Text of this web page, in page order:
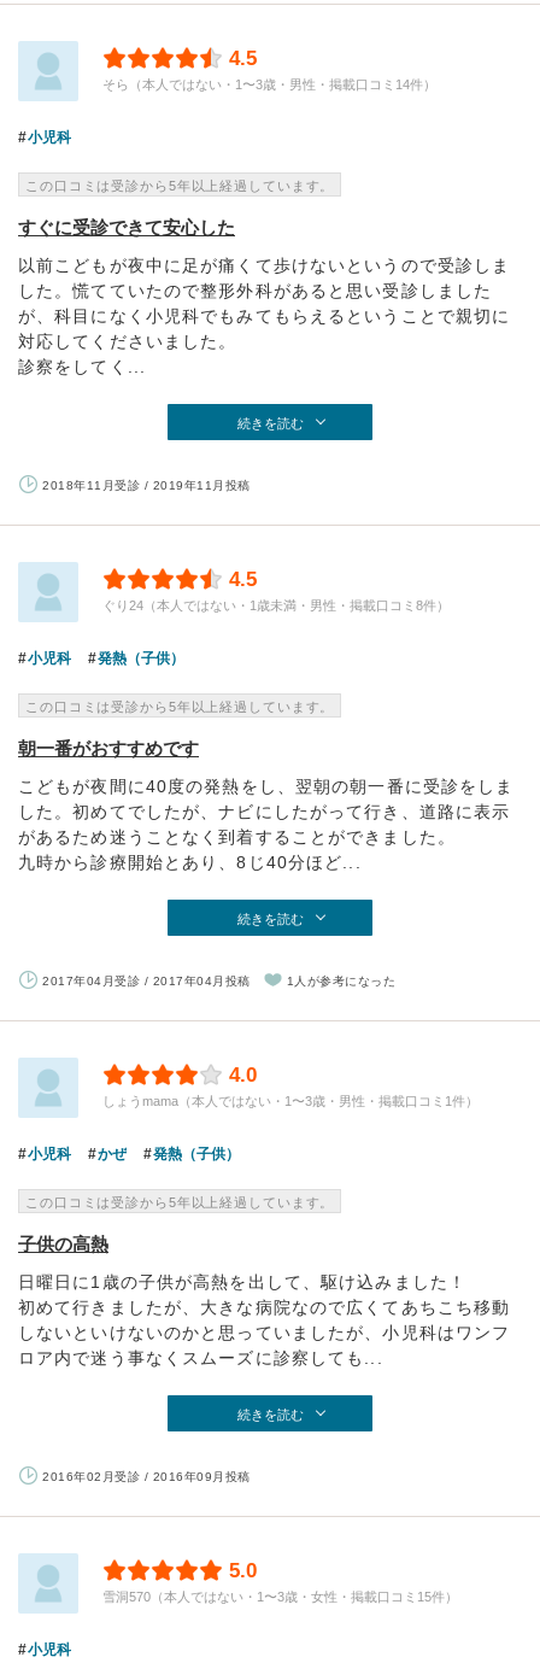
4.5
そら（本人ではない・1〜3歳・男性・掲載口コミ14件）
小児科
この口コミは受診から5年以上経過しています。
すぐに受診できて安心した
以前こどもが夜中に足が痛くて歩けないというので受診しま
した。慌てていたので整形外科があると思い受診しました
が、科目になく小児科でもみてもらえるということで親切に
対応してくださいました。
診察をしてく...
続きを読む
2018年11月受診 / 2019年11月投稿
4.5
ぐり24（本人ではない・1歳未満・男性・掲載口コミ8件）
小児科 発熱（子供）
この口コミは受診から5年以上経過しています。
朝一番がおすすめです
こどもが夜間に40度の発熱をし、翌朝の朝一番に受診をしま
した。初めてでしたが、ナビにしたがって行き、道路に表示
があるため迷うことなく到着することができました。
九時から診療開始とあり、8じ40分ほど...
続きを読む
2017年04月受診 / 2017年04月投稿 1人が参考になった
4.0
しょうmama（本人ではない・1〜3歳・男性・掲載口コミ1件）
小児科 かぜ 発熱（子供）
この口コミは受診から5年以上経過しています。
子供の高熱
日曜日に1歳の子供が高熱を出して、駆け込みました！
初めて行きましたが、大きな病院なので広くてあちこち移動
しないといけないのかと思っていましたが、小児科はワンフ
ロア内で迷う事なくスムーズに診察しても...
続きを読む
2016年02月受診 / 2016年09月投稿
5.0
雪洞570（本人ではない・1〜3歳・女性・掲載口コミ15件）
小児科